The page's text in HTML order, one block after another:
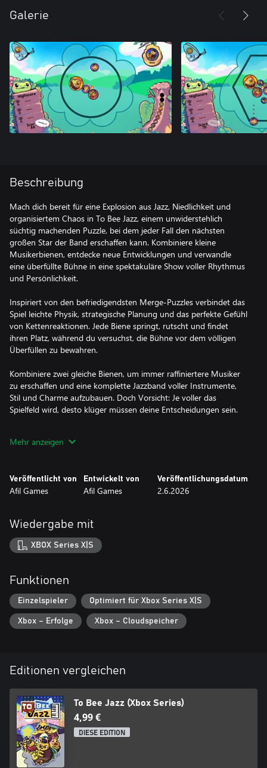
Galerie
Beschreibung
Mach dich bereit für eine Explosion aus Jazz, Niedlichkeit und
organisiertem Chaos in To Bee Jazz, einem unwiderstehlich
süchtig machenden Puzzle, bei dem jeder Fall den nächsten
großen Star der Band erschaffen kann. Kombiniere kleine
Musikerbienen, entdecke neue Entwicklungen und verwandle
eine überfüllte Bühne in eine spektakuläre Show voller Rhythmus
und Persönlichkeit.
Inspiriert von den befriedigendsten Merge-Puzzles verbindet das
Spiel leichte Physik, strategische Planung und das perfekte Gefühl
von Kettenreaktionen. Jede Biene springt, rutscht und findet
ihren Platz, während du versuchst, die Bühne vor dem völligen
Überfüllen zu bewahren.
Kombiniere zwei gleiche Bienen, um immer raffiniertere Musiker
zu erschaffen und eine komplette Jazzband voller Instrumente,
Stil und Charme aufzubauen. Doch Vorsicht: Je voller das
Spielfeld wird, desto klüger müssen deine Entscheidungen sein.
deine Kreativität auf die Probe, während du bestimmte
strategischer: Sie können die Bühne erschüttern, Teile entfernen
und das Chaos neu ordnen, damit die Musik noch länger
Mit gemütlicher Grafik, entspannter Atmosphäre und einem
Soundtrack voller Persönlichkeit liefert To Bee Jazz die perfekte
Mischung aus Ruhe und Strategie, die dich denken lässt: „Nur
Bienenstock übernehmen.
Mehr anzeigen
Veröffentlicht von
Afil Games
Entwickelt von
Afil Games
Veröffentlichungsdatum
2.6.2026
Wiedergabe mit
XBOX Series X|S
Funktionen
Einzelspieler Optimiert für Xbox Series X|S
Xbox – Erfolge Xbox – Cloudspeicher
Editionen vergleichen
To Bee Jazz (Xbox Series)
4,99 €
DIESE EDITION